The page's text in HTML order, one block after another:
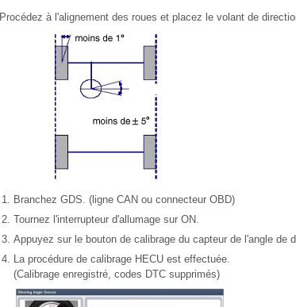
Procédez à l'alignement des roues et placez le volant de
1. Branchez GDS. (ligne CAN ou connecteur OBD)
2. Tournez l'interrupteur d'allumage sur ON.
3. Appuyez sur le bouton de calibrage du capteur de l'angle de
4. La procédure de calibrage HECU est effectuée.
(Calibrage enregistré, codes DTC supprimés)